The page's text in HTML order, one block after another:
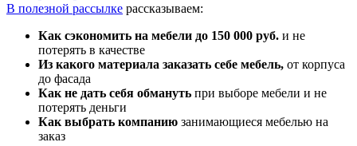
В полезной рассылке рассказываем:
Как сэкономить на мебели до 150 000 руб. и не
потерять в качестве
Из какого материала заказать себе мебель, от корпуса
до фасада
Как не дать себя обмануть при выборе мебели и не
потерять деньги
Как выбрать компанию занимающиеся мебелью на
заказ